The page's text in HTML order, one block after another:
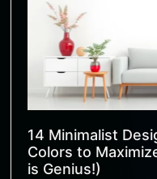
14 Minimalist
Colors to
is Genius!)